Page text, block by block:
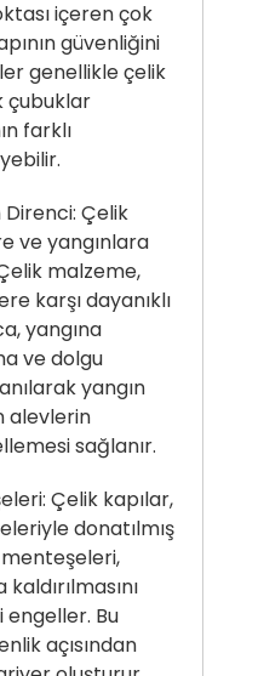
içeren çok
güvenliğini
genellikle çelik
çubuklar
farklı
Direnci: Çelik
ve yangınlara
malzeme,
karşı dayanıklı
yangına
ve dolgu
yangın
alevlerin
sağlanır.
Çelik kapılar,
donatılmış
engeller. Bu
açısından